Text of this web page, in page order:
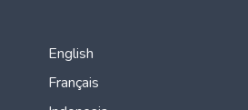
English
Français